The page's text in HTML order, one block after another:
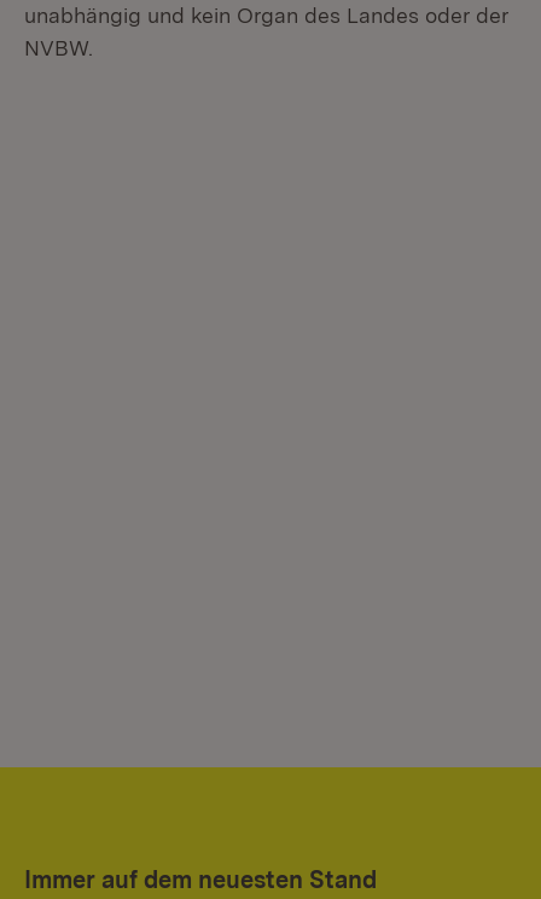
unabhängig und kein Organ des Landes oder der
NVBW.
Immer auf dem neuesten Stand